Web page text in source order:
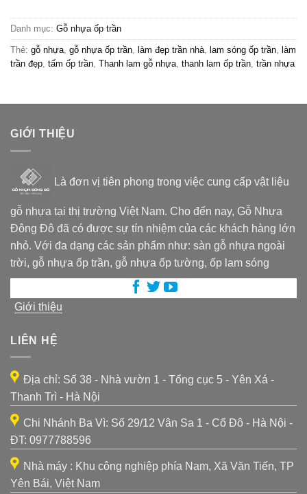
Danh mục: Gỗ nhựa ốp trần
Thẻ: gỗ nhựa, gỗ nhựa ốp trần, làm đẹp trần nhà, lam sóng ốp trần, làm
trần đẹp, tấm ốp trần, Thanh lam gỗ nhựa, thanh lam ốp trần, trần nhựa
GIỚI THIỆU
Là đơn vị tiên phong trong việc cung cấp vật liệu
gỗ nhựa tại thị trường Việt Nam. Cho đến nay, Gỗ Nhựa
Đông Đô đã có được sự tín nhiệm của các khách hàng lớn
nhỏ. Với đa dạng các sản phẩm như: sàn gỗ nhựa ngoài
trời, gỗ nhựa ốp trần, gỗ nhựa ốp tường, ốp lam sóng
Giới thiệu
LIÊN HỆ
Địa chỉ: Số 38 - Nhà vườn 1 - Tổng cục 5 - Yên Xá -
Thanh Trì - Hà Nội
Chi Nhánh Ba Vì: Số 29/12 Vân Sa 1 - Cổ Đô - Hà Nội -
ĐT: 0977788596
Nhà máy : Khu công nghiệp phía Nam, Xã Văn Tiến, TP
Yên Bái, Việt Nam